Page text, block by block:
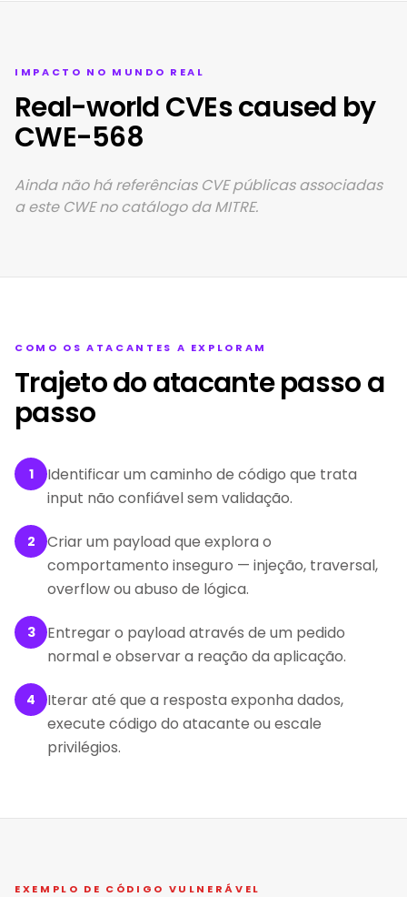
IMPACTO NO MUNDO REAL
Real-world CVEs caused by
CWE-568
Ainda não há referências CVE públicas associadas
a este CWE no catálogo da MITRE.
COMO OS ATACANTES A EXPLORAM
Trajeto do atacante passo a
passo
1
Identificar um caminho de código que trata
input não confiável sem validação.
2
Criar um payload que explora o
comportamento inseguro — injeção, traversal,
overflow ou abuso de lógica.
3
Entregar o payload através de um pedido
normal e observar a reação da aplicação.
4
Iterar até que a resposta exponha dados,
execute código do atacante ou escale
privilégios.
EXEMPLO DE CÓDIGO VULNERÁVEL